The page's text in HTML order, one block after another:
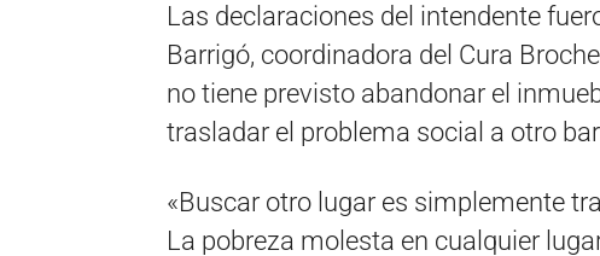
Las declaraciones del intendente
Barrigó, coordinadora del Cura
no tiene previsto abandonar el
trasladar el problema social a otro
«Buscar otro lugar es simplemente
La pobreza molesta en cualquier